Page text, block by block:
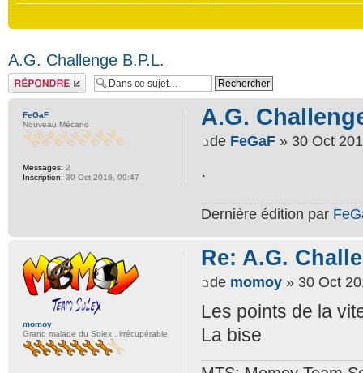
A.G. Challenge B.P.L.
Répondre
A.G.
de FeGaF » 30 Oct
.
Dernière édition par
FeGaF
Nouveau Mécano
Messages: 2
Inscription: 30 Oct 2016, 09:47
Re: A.G.
de momoy » 30 Oct
Les points de la
La bise
momoy
Grand malade du Solex , irrécupérable